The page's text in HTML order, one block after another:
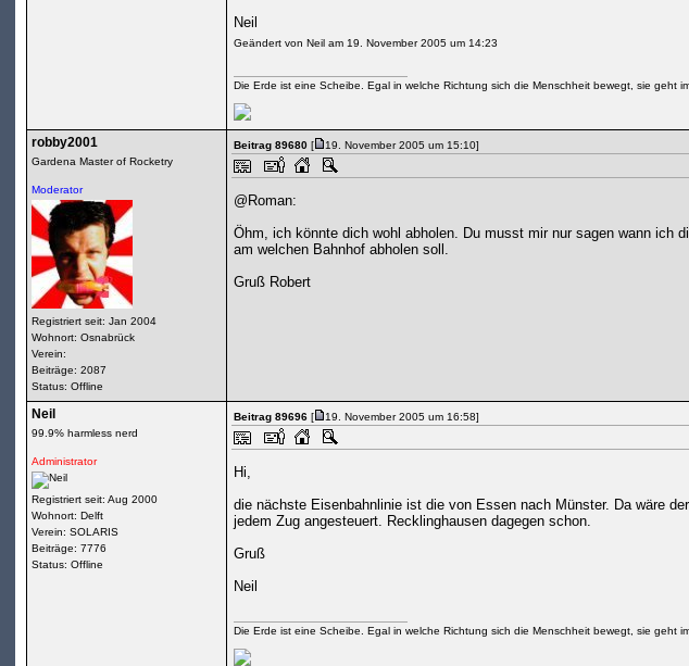
Neil
Geändert von Neil am 19. November 2005 um 14:23
Die Erde ist eine Scheibe. Egal in welche Richtung sich die Menschheit bewegt, sie geht
robby2001
Gardena Master of Rocketry
Moderator
Registriert seit: Jan 2004
Wohnort: Osnabrück
Verein:
Beiträge: 2087
Status: Offline
Beitrag 89680[
19. November 2005 um 15:10]
@Roman:
Öhm, ich könnte dich wohl abholen. Du musst mir nur sagen wann ich
am welchen Bahnhof abholen soll.
Gruß Robert
Neil
99.9% harmless nerd
Administrator
Registriert seit: Aug 2000
Wohnort: Delft
Verein: SOLARIS
Beiträge: 7776
Status: Offline
Beitrag 89696[
19. November 2005 um 16:58]
Hi,
die nächste Eisenbahnlinie ist die von Essen nach Münster. Da wäre
jedem Zug angesteuert. Recklinghausen dagegen schon.
Gruß
Neil
Die Erde ist eine Scheibe. Egal in welche Richtung sich die Menschheit bewegt, sie geht